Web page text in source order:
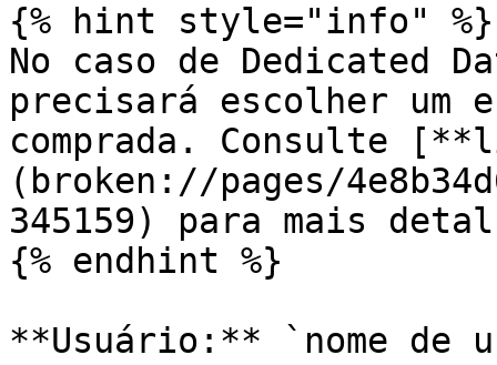
{% hint style="info" %}
No caso de Dedicated
precisará escolher um
comprada. Consulte
(broken://pages/
345159) para mais
{% endhint %}
**Usuário:** `nome de